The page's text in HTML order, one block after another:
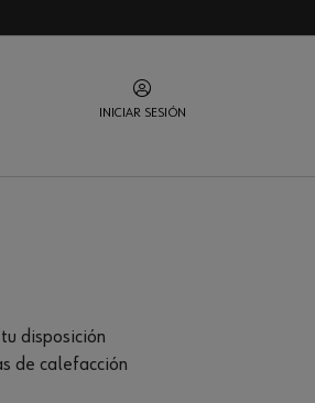
INICIAR SESIÓN
disposición
de calefacción